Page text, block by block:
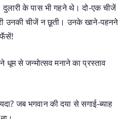
दुलारी के पास भी गहने थे। दो-एक चीजें
उनकी चीजें न छूती। उनके खाने-पहनने
धूम से जन्मोत्सव मनाने का प्रस्ताव
जब भगवान की दया से सगाई-ब्याह